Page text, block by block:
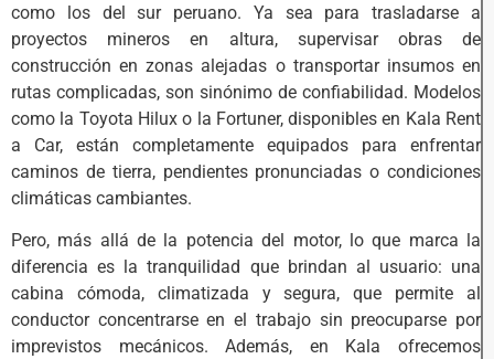
como los del sur peruano. Ya sea para trasladarse a
proyectos mineros en altura, supervisar obras de
construcción en zonas alejadas o transportar insumos en
rutas complicadas, son sinónimo de confiabilidad. Modelos
como la Toyota Hilux o la Fortuner, disponibles en Kala Rent
a Car, están completamente equipados para enfrentar
caminos de tierra, pendientes pronunciadas o condiciones
climáticas cambiantes.
Pero, más allá de la potencia del motor, lo que marca la
diferencia es la tranquilidad que brindan al usuario: una
cabina cómoda, climatizada y segura, que permite al
conductor concentrarse en el trabajo sin preocuparse por
imprevistos mecánicos. Además, en Kala ofrecemos